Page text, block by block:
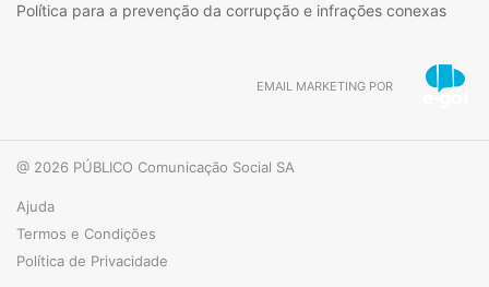
Política para a prevenção da corrupção e infrações conexas
EMAIL MARKETING POR
@ 2026 PÚBLICO Comunicação Social SA
Ajuda
Termos e Condições
Política de Privacidade